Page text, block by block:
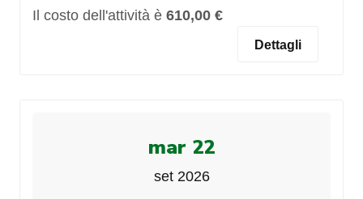
Il costo dell'attività è 610,00 €
Dettagli
mar 22
set 2026